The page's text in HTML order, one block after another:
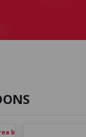
biletului